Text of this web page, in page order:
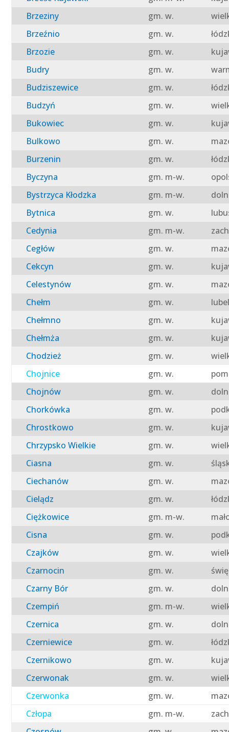
Brzeziny
gm. w.
Brzeźnio
gm. w.
Brzozie
gm. w.
Budry
gm. w.
Budziszewice
gm. w.
Budzyń
gm. w.
Bukowiec
gm. w.
Bulkowo
gm. w.
Burzenin
gm. w.
Byczyna
gm. m-w.
Bystrzyca Kłodzka
gm. m-w.
Bytnica
gm. w.
Cedynia
gm. m-w.
Cegłów
gm. w.
Cekcyn
gm. w.
Celestynów
gm. w.
Chełm
gm. w.
Chełmno
gm. w.
Chełmża
gm. w.
Chodzież
gm. w.
Chojnice
gm. w.
Chojnów
gm. w.
Chorkówka
gm. w.
Chrostkowo
gm. w.
Chrzypsko Wielkie
gm. w.
Ciasna
gm. w.
Ciechanów
gm. w.
Cielądz
gm. w.
Ciężkowice
gm. m-w.
Cisna
gm. w.
Czajków
gm. w.
Czarnocin
gm. w.
Czarny Bór
gm. w.
Czempiń
gm. m-w.
Czernica
gm. w.
Czerniewice
gm. w.
Czernikowo
gm. w.
Czerwonak
gm. w.
Czerwonka
gm. w.
Człopa
gm. m-w.